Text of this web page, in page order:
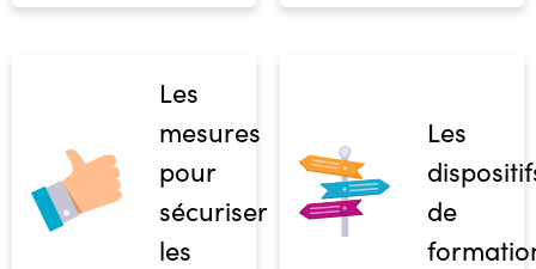
Les
mesures
pour
sécuriser
les
Les
de